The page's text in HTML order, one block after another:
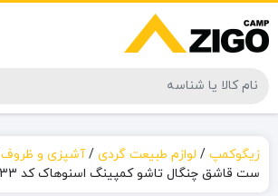
زیگوکمپ / لوازم طبیعت گردی /آشپزی و ظروف
ست قاشق چنگال تاشو کمپینگ اسنوهاک کد SN-C6133